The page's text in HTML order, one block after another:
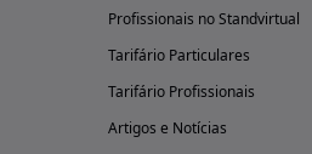
Profissionais no Standvirtual
Tarifário Particulares
Tarifário Profissionais
Artigos e Notícias